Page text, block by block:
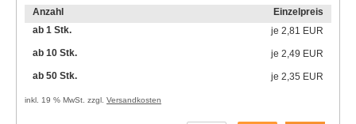
Anzahl
Einzelpreis
ab 1 Stk.
je 2,81 EUR
ab 10 Stk.
je 2,49 EUR
ab 50 Stk.
je 2,35 EUR
inkl. 19 % MwSt. zzgl. Versandkosten